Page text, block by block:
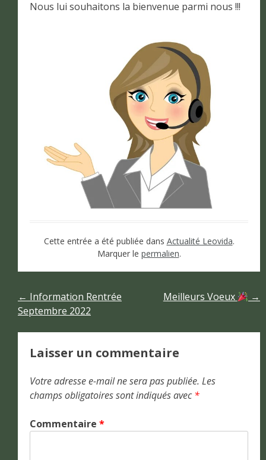
Nous lui souhaitons la bienvenue parmi nous !!!
Cette entrée a été publiée dans Actualité Leovida.
Marquer le permalien.
Navigation
de
l’article
← Information Rentrée
Septembre 2022
Meilleurs Voeux →
Laisser un commentaire
Votre adresse e-mail ne sera pas publiée. Les
champs obligatoires sont indiqués avec*
Commentaire *